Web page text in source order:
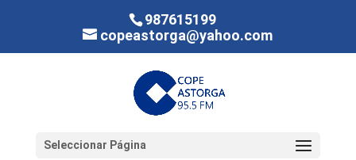
987615199
copeastorga@yahoo.com
Seleccionar Página